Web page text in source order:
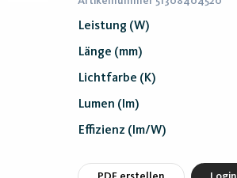
Leistung (W)
Länge (mm)
Lichtfarbe (K)
Lumen (lm)
Effizienz (lm/W)